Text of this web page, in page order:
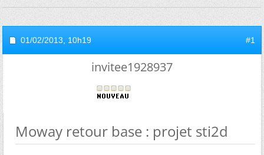
01/02/2013, 10h19 #1
invitee1928937
Moway retour base : projet sti2d